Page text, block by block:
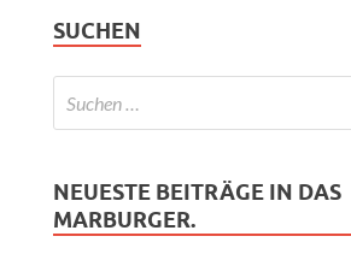
SUCHEN
NEUESTE BEITRÄGE IN DAS
MARBURGER.